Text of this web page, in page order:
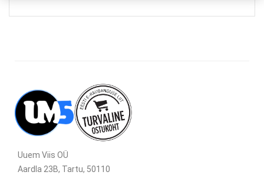
Uuem Viis OÜ
Aardla 23B, Tartu, 50110